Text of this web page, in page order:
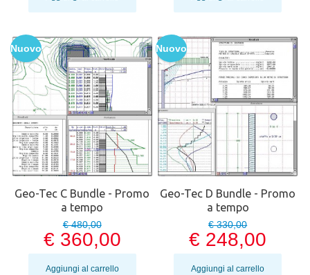
Nuovo
Geo-Tec C Bundle - Promo
a tempo
€ 480,00
€ 360,00
Aggiungi al carrello
Nuovo
Geo-Tec D Bundle - Promo
a tempo
€ 330,00
€ 248,00
Aggiungi al carrello